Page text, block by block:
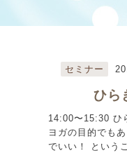
セミナー
ひら
14:00〜15:30 ひ
ヨガの目的でも
でいい！ という